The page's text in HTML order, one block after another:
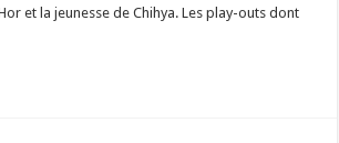
et la jeunesse de Chihya. Les play-outs dont